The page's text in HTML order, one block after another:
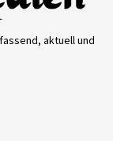
aktuell und